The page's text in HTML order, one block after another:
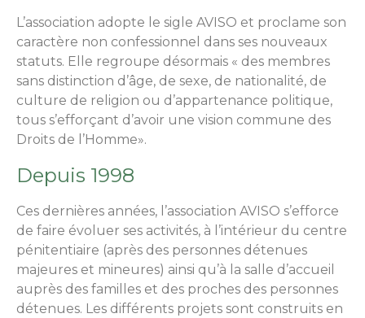
L’association adopte le sigle AVISO et proclame son
caractère non confessionnel dans ses nouveaux
statuts. Elle regroupe désormais « des membres
sans distinction d’âge, de sexe, de nationalité, de
culture de religion ou d’appartenance politique,
tous s’efforçant d’avoir une vision commune des
Droits de l’Homme».
Depuis 1998
Ces dernières années, l’association AVISO s’efforce
de faire évoluer ses activités, à l’intérieur du centre
pénitentiaire (après des personnes détenues
majeures et mineures) ainsi qu’à la salle d’accueil
auprès des familles et des proches des personnes
détenues. Les différents projets sont construits en